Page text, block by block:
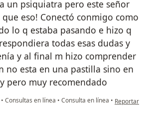
un psiquiatra pero este señor
que eso! Conectó conmigo como
lo q estaba pasando e hizo q
todas esas dudas y
y al final m hizo comprender
no esta en una pastilla sino en
pero muy recomendado
• Consultas en línea • Consulta en línea • en opinión
Reportar